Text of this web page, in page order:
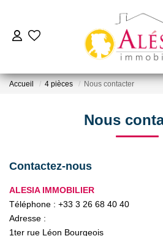
ACHETER
BIENS VENDUS /
NOTRE
Accueil 4 pièces Nous contacter
Nous
Contactez-nous
ALESIA IMMOBILIER
Téléphone : +33 3 26 68 40 40
Adresse :
1ter rue Léon Bourgeois